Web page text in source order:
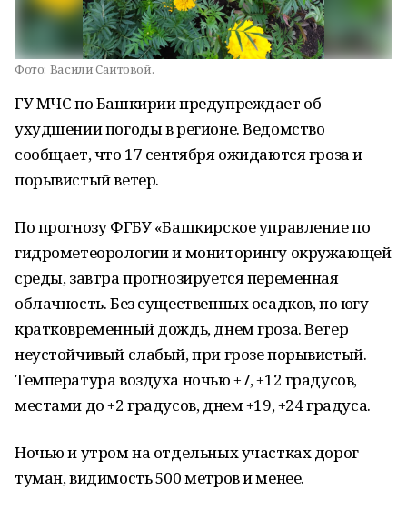
Фото: Васили Саитовой.
ГУ МЧС по Башкирии предупреждает об
ухудшении погоды в регионе. Ведомство
сообщает, что 17 сентября ожидаются гроза и
порывистый ветер.
По прогнозу ФГБУ «Башкирское управление по
гидрометеорологии и мониторингу окружающей
среды, завтра прогнозируется переменная
облачность. Без существенных осадков, по югу
кратковременный дождь, днем гроза. Ветер
неустойчивый слабый, при грозе порывистый.
Температура воздуха ночью +7, +12 градусов,
местами до +2 градусов, днем +19, +24 градуса.
Ночью и утром на отдельных участках дорог
туман, видимость 500 метров и менее.